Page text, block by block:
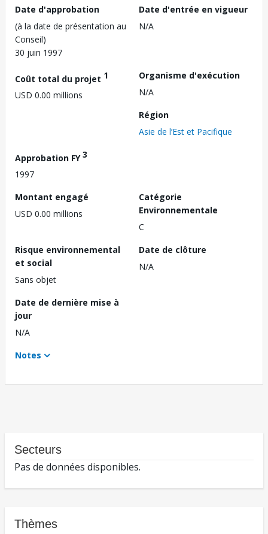
Date d'approbation
(à la date de présentation au
Conseil)
30 juin 1997
Date d'entrée en vigueur
N/A
Coût total du projet 1
USD 0.00 millions
Organisme d'exécution
N/A
Région
Asie de l’Est et Pacifique
Approbation FY3
1997
Montant engagé
USD 0.00 millions
Catégorie
Environnementale
C
Risque environnemental
et social
Sans objet
Date de clôture
N/A
Date de dernière mise à
jour
N/A
Notes
Secteurs
Pas de données disponibles.
Thèmes